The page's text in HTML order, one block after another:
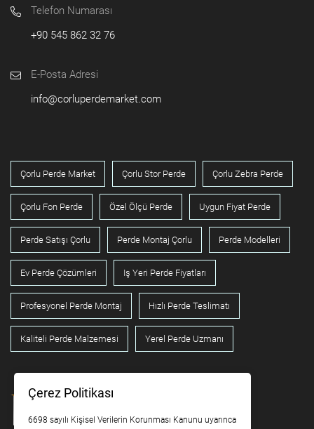
Telefon Numarası
+90 545 862 32 76
E-Posta Adresi
info@corluperdemarket.com
Çorlu Perde Market Çorlu Stor Perde Çorlu Zebra Perde
Çorlu Fon Perde Özel Ölçü Perde Uygun Fiyat Perde
Perde Satışı Çorlu Perde Montaj Çorlu Perde Modelleri
Ev Perde Çözümleri Iş Yeri Perde Fiyatları
Profesyonel Perde Montaj Hızlı Perde Teslimatı
Kaliteli Perde Malzemesi Yerel Perde Uzmanı
Çerez Politikası
6698 sayılı Kişisel Verilerin Korunması Kanunu uyarınca